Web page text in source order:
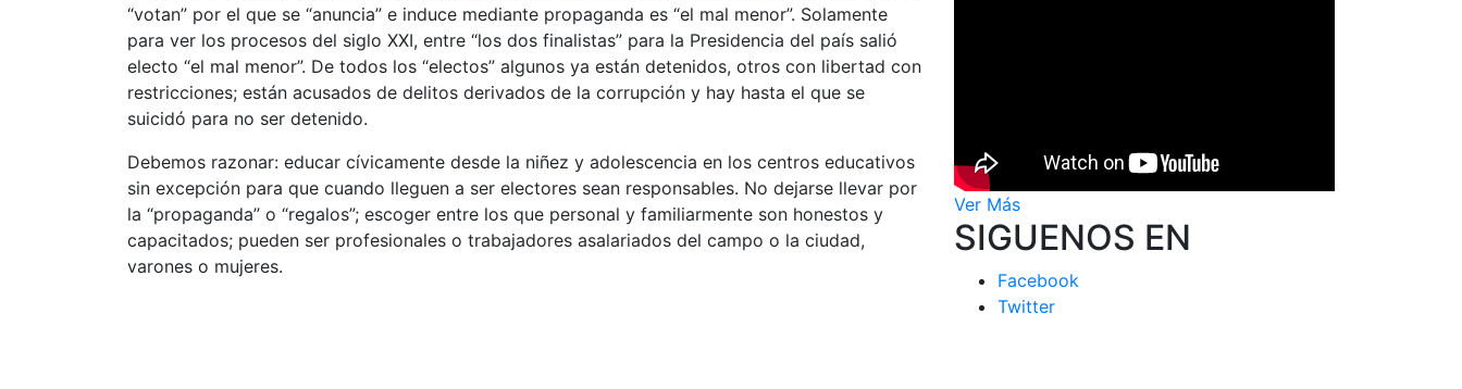
“votan” por el que se “anuncia” e induce mediante propaganda es “el mal menor”. Solamente
para ver los procesos del siglo XXI, entre “los dos finalistas” para la Presidencia del país salió
electo “el mal menor”. De todos los “electos” algunos ya están detenidos, otros con libertad con
restricciones; están acusados de delitos derivados de la corrupción y hay hasta el que se
suicidó para no ser detenido.
Debemos razonar: educar cívicamente desde la niñez y adolescencia en los centros educativos
sin excepción para que cuando lleguen a ser electores sean responsables. No dejarse llevar por
la “propaganda” o “regalos”; escoger entre los que personal y familiarmente son honestos y
capacitados; pueden ser profesionales o trabajadores asalariados del campo o la ciudad,
varones o mujeres.
Ver Más
SIGUENOS EN
Facebook
Twitter